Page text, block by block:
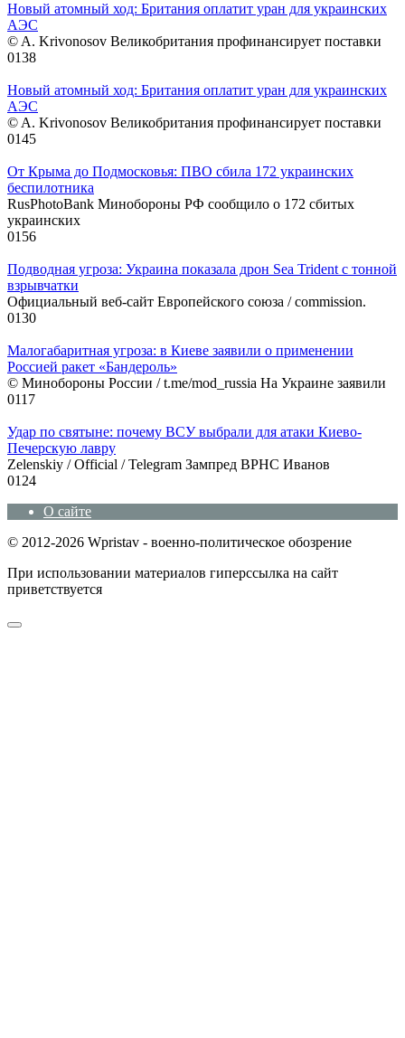
Новый атомный ход: Британия оплатит уран для украинских
АЭС
© A. Krivonosov Великобритания профинансирует поставки
0138
Новый атомный ход: Британия оплатит уран для украинских
АЭС
© A. Krivonosov Великобритания профинансирует поставки
0145
От Крыма до Подмосковья: ПВО сбила 172 украинских
беспилотника
RusPhotoBank Минобороны РФ сообщило о 172 сбитых
украинских
0156
Подводная угроза: Украина показала дрон Sea Trident с тонной
взрывчатки
Официальный веб-сайт Европейского союза / commission.
0130
Малогабаритная угроза: в Киеве заявили о применении
Россией ракет «Бандероль»
© Минобороны России / t.me/mod_russia На Украине заявили
0117
Удар по святыне: почему ВСУ выбрали для атаки Киево-
Печерскую лавру
Zеlеnskiу / Оfficiаl / Telegram Зампред ВРНС Иванов
0124
О сайте
© 2012-2026 Wpristav - военно-политическое обозрение
При использовании материалов гиперссылка на сайт
приветствуется